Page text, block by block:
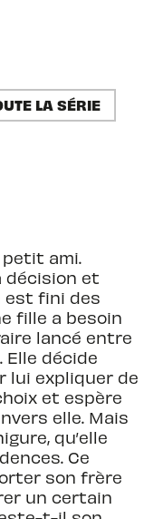
LA SÉRIE
petit ami.
décision et
est fini des
fille a besoin
lancé entre
Elle décide
lui expliquer de
et espère
elle. Mais
qu’elle
Ce
son frère
un certain